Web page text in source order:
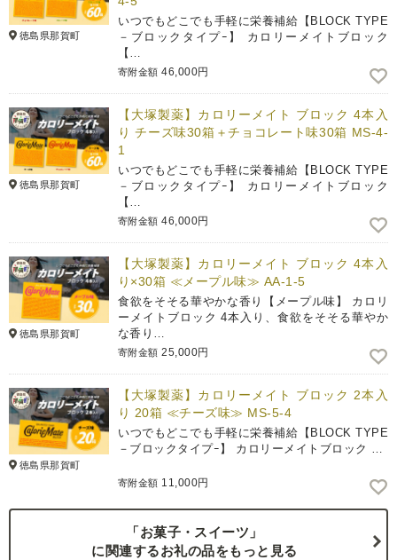
徳島県那賀町
いつでもどこでも手軽に栄養補給【BLOCK TYPE
－ブロックタイプｰ】 カロリーメイトブロック
【…
寄附金額 46,000円
徳島県那賀町
【大塚製薬】カロリーメイト ブロック 4本入
り チーズ味30箱＋チョコレート味30箱 MS-4-
1
いつでもどこでも手軽に栄養補給【BLOCK TYPE
－ブロックタイプｰ】 カロリーメイトブロック
【…
寄附金額 46,000円
徳島県那賀町
【大塚製薬】カロリーメイト ブロック 4本入
り×30箱 ≪メープル味≫ AA-1-5
食欲をそそる華やかな香り【メープル味】 カロリ
ーメイトブロック 4本入り、食欲をそそる華やか
な香り…
寄附金額 25,000円
徳島県那賀町
【大塚製薬】カロリーメイト ブロック 2本入
り 20箱 ≪チーズ味≫ MS-5-4
いつでもどこでも手軽に栄養補給【BLOCK TYPE
－ブロックタイプｰ】 カロリーメイトブロック …
寄附金額 11,000円
「お菓子・スイーツ」
に関連するお礼の品をもっと見る